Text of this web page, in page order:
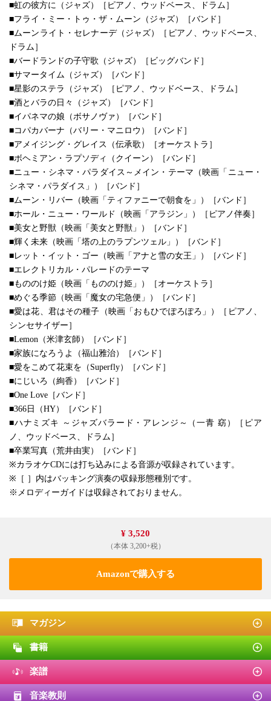
■虹の彼方に（ジャズ）［ピアノ、ウッドベース、ドラム］
■フライ・ミー・トゥ・ザ・ムーン（ジャズ）［バンド］
■ムーンライト・セレナーデ（ジャズ）［ピアノ、ウッドベース、
ドラム］
■バードランドの子守歌（ジャズ）［ビッグバンド］
■サマータイム（ジャズ）［バンド］
■星影のステラ（ジャズ）［ピアノ、ウッドベース、ドラム］
■酒とバラの日々（ジャズ）［バンド］
■イパネマの娘（ボサノヴァ）［バンド］
■コパカバーナ（バリー・マニロウ）［バンド］
■アメイジング・グレイス（伝承歌）［オーケストラ］
■ボヘミアン・ラプソディ（クイーン）［バンド］
■ニュー・シネマ・パラダイス～メイン・テーマ（映画「ニュー・
シネマ・パラダイス」）［バンド］
■ムーン・リバー（映画「ティファニーで朝食を」）［バンド］
■ホール・ニュー・ワールド（映画「アラジン」）［ピアノ伴奏］
■美女と野獣（映画「美女と野獣」）［バンド］
■輝く未来（映画「塔の上のラプンツェル」）［バンド］
■レット・イット・ゴー（映画「アナと雪の女王」）［バンド］
■エレクトリカル・パレードのテーマ
■もののけ姫（映画「もののけ姫」）［オーケストラ］
■めぐる季節（映画「魔女の宅急便」）［バンド］
■愛は花、君はその種子（映画「おもひでぽろぽろ」）［ピアノ、
シンセサイザー］
■Lemon（米津玄師）［バンド］
■家族になろうよ（福山雅治）［バンド］
■愛をこめて花束を（Superfly）［バンド］
■にじいろ（絢香）［バンド］
■One Love［バンド］
■366日（HY）［バンド］
■ハナミズキ ～ジャズバラード・アレンジ～（一青 窈）［ピア
ノ、ウッドベース、ドラム］
■卒業写真（荒井由実）［バンド］
※カラオケCDには打ち込みによる音源が収録されています。
※［ ］内はバッキング演奏の収録形態種別です。
※メロディーガイドは収録されておりません。
¥ 3,520
（本体 3,200+税）
Amazonで購入する
マガジン
書籍
楽譜
音楽教則